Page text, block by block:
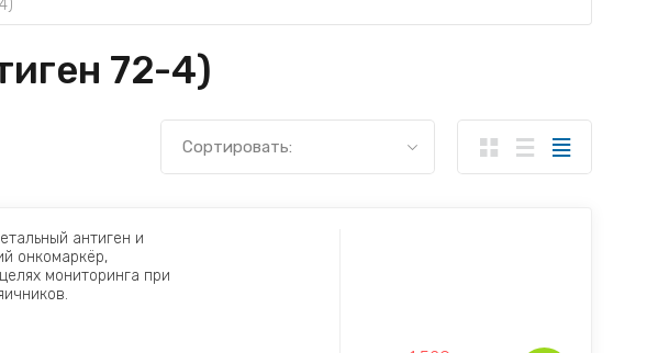
72-­4)
Сортировать:
антиген и
онкомаркёр,
мониторинга при